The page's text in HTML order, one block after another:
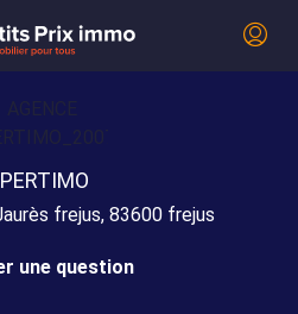
frejus, 83600 frejus
une question